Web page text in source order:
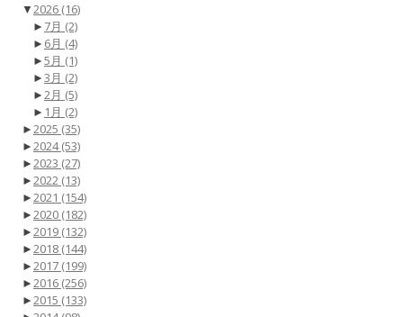
▼2026 (16)
► 7月 (2)
► 6月 (4)
►5月 (1)
►3月 (2)
►2月 (5)
► 1月 (2)
►2025 (35)
►2024(53)
►2023 (27)
►2022 (13)
►2021 (154)
►2020 (182)
►2019 (132)
►2018 (144)
►2017 (199)
►2016 (256)
►2015 (133)